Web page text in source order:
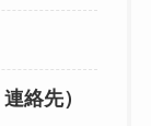
絡先）